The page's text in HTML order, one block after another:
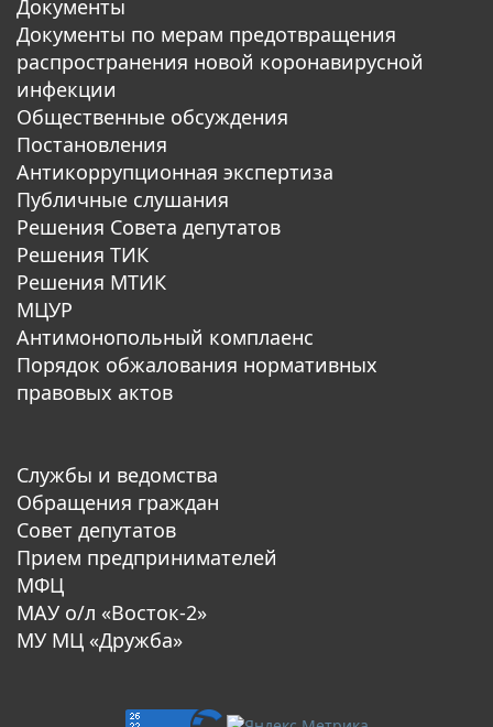
Документы
Документы по мерам предотвращения
распространения новой коронавирусной
инфекции
Общественные обсуждения
Постановления
Антикоррупционная экспертиза
Публичные слушания
Решения Совета депутатов
Решения ТИК
Решения МТИК
МЦУР
Антимонопольный комплаенс
Порядок обжалования нормативных
правовых актов
Службы и ведомства
Обращения граждан
Совет депутатов
Прием предпринимателей
МФЦ
МАУ о/л «Восток-2»
МУ МЦ «Дружба»